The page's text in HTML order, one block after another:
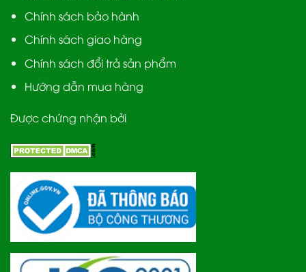
Chính sách bảo hành
Chính sách giao hàng
Chính sách đổi trả sản phẩm
Hướng dẫn mua hàng
Được chứng nhận bởi